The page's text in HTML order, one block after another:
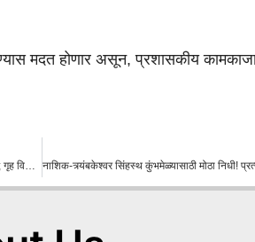
मदत होणार असून, प्रशासकीय